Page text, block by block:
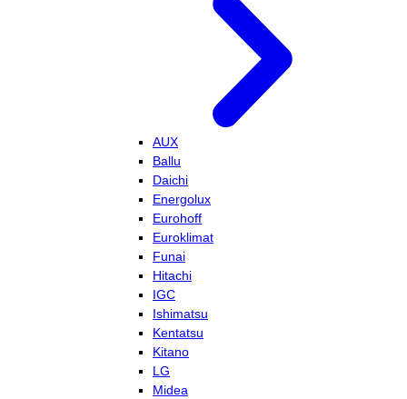
AUX
Ballu
Daichi
Energolux
Eurohoff
Euroklimat
Funai
Hitachi
IGC
Ishimatsu
Kentatsu
Kitano
LG
Midea